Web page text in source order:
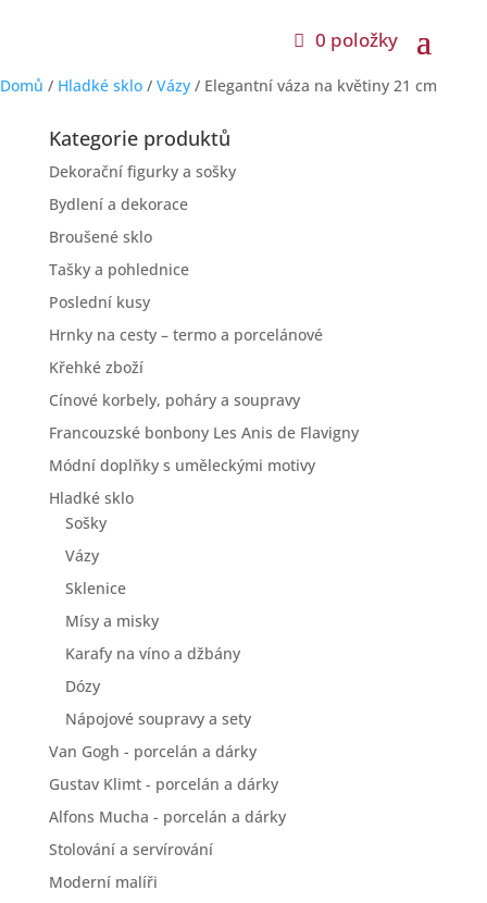
0 položky
Domů / Hladké sklo / Vázy / Elegantní váza na květiny 21 cm
Kategorie produktů
Dekorační figurky a sošky
Bydlení a dekorace
Broušené sklo
Tašky a pohlednice
Poslední kusy
Hrnky na cesty – termo a porcelánové
Křehké zboží
Cínové korbely, poháry a soupravy
Francouzské bonbony Les Anis de Flavigny
Módní doplňky s uměleckými motivy
Hladké sklo
Sošky
Vázy
Sklenice
Mísy a misky
Karafy na víno a džbány
Dózy
Nápojové soupravy a sety
Van Gogh - porcelán a dárky
Gustav Klimt - porcelán a dárky
Alfons Mucha - porcelán a dárky
Stolování a servírování
Moderní malíři